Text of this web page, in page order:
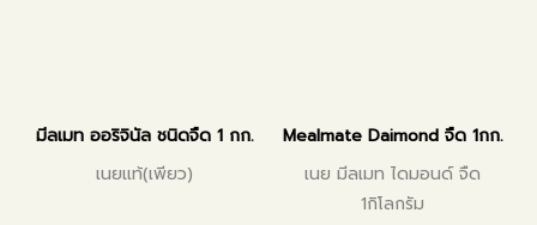
มีลเมท ออริจินัล ชนิดจืด 1 กก.
เนยแท้(เพียว)
Mealmate Daimond จืด 1กก.
เนย มีลเมท ไดมอนด์ จืด
1กิโลกรัม